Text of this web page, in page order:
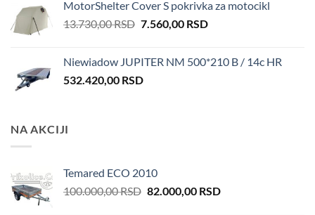
MotorShelter Cover S pokrivka za motocikl
13.730,00RSD Original
13.730,00 RSD.
7.560,00 RSDCurrent
7.560,00 RSD.
Niewiadow JUPITER NM 500*210 B / 14c HR
532.420,00 RSD
NA AKCIJI
Temared ECO 2010
100.000,00RSD Original
82.000,00 RSDCurrent